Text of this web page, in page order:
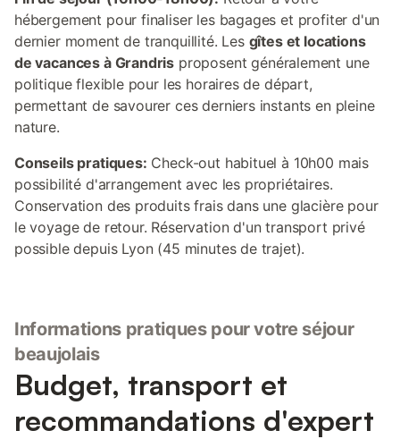
hébergement pour finaliser les bagages et profiter d'un
dernier moment de tranquillité. Les gîtes et locations
de vacances à Grandris proposent généralement une
politique flexible pour les horaires de départ,
permettant de savourer ces derniers instants en pleine
nature.
Conseils pratiques: Check-out habituel à 10h00 mais
possibilité d'arrangement avec les propriétaires.
Conservation des produits frais dans une glacière pour
le voyage de retour. Réservation d'un transport privé
possible depuis Lyon (45 minutes de trajet).
Informations pratiques pour votre séjour
beaujolais
Budget, transport et
recommandations d'expert